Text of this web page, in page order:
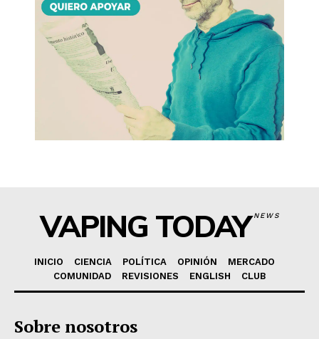
VAPING TODAYNEWS
INICIO CIENCIA POLÍTICA OPINIÓN
MERCADO
COMUNIDAD
REVISIONES ENGLISH CLUB
Sobre nosotros